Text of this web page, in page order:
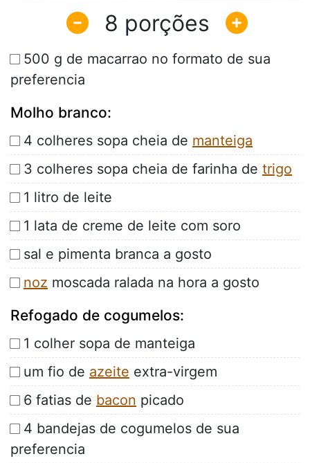
8
500 g de macarrao no formato de sua
preferencia
Molho branco:
4 colheres sopa cheia de manteiga
3 colheres sopa cheia de farinha de trigo
1 litro de leite
1 lata de creme de leite com soro
sal e pimenta branca a gosto
noz moscada ralada na hora a gosto
Refogado de cogumelos:
1 colher sopa de manteiga
um fio de azeite extra-virgem
6 fatias de bacon picado
4 bandejas de cogumelos de sua
preferencia